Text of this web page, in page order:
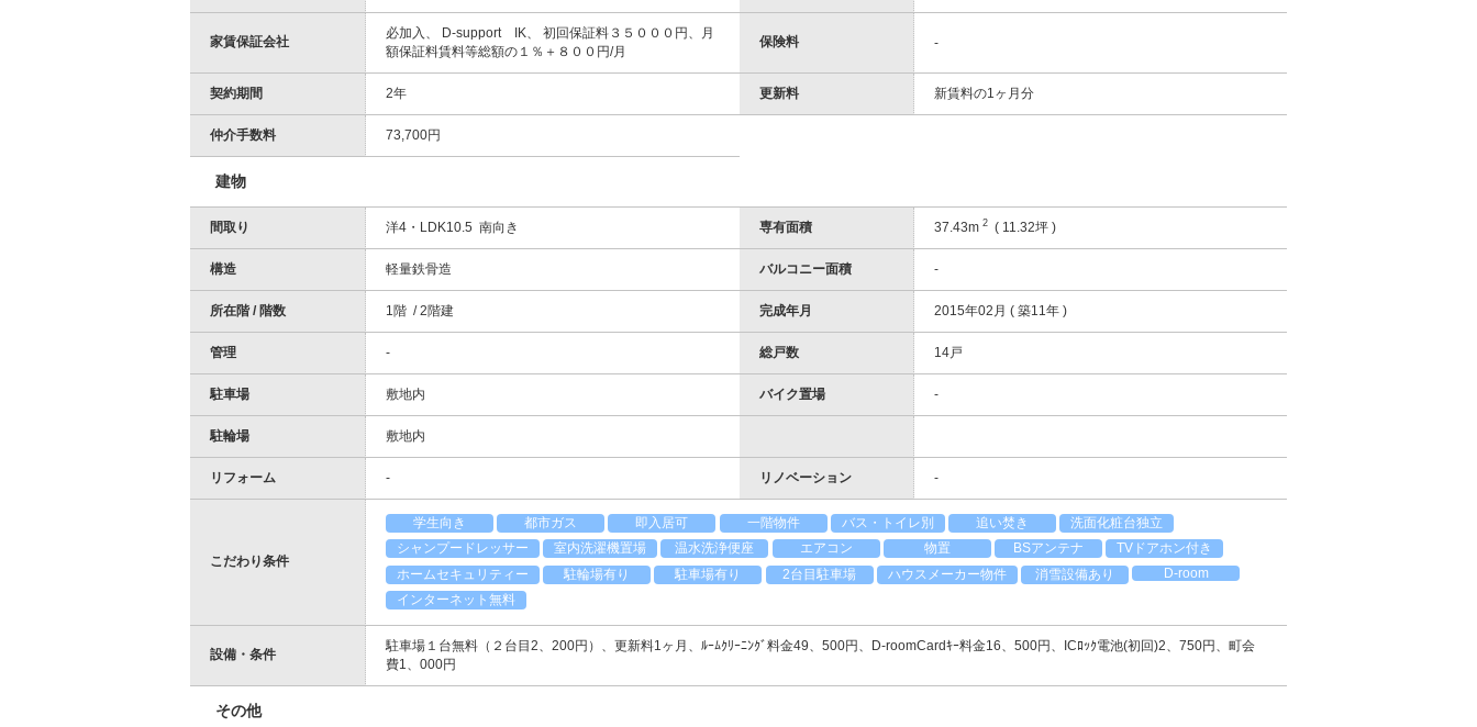
家賃保証会社
必加入、 D-support IK、 初回保証料３５０００円、月
額保証料賃料等総額の１％＋８００円/月
保険料 -
契約期間 2年 更新料 新賃料の1ヶ月分
仲介手数料 73,700円
建物
間取り 洋4・LDK10.5 南向き 専有面積 37.43m 2 ( 11.32坪 )
構造 軽量鉄骨造 バルコニー面積 -
所在階 / 階数 1階 / 2階建 完成年月 2015年02月 ( 築11年 )
管理 - 総戸数 14戸
駐車場 敷地内 バイク置場 -
駐輪場 敷地内
リフォーム - リノベーション -
こだわり条件
学生向き 都市ガス 即入居可 一階物件 バス・トイレ別 追い焚き
洗面化粧台独立
シャンプードレッサー
室内洗濯機置場 温水洗浄便座 エアコン 物置 BSアンテナ
TVドアホン付き
ホームセキュリティー
駐輪場有り 駐車場有り 2台目駐車場 ハウスメーカー物件 消雪設備あり
D-room
インターネット無料
設備・条件
駐車場１台無料（２台目2、200円）、更新料1ヶ月、ﾙｰﾑｸﾘｰﾆﾝｸﾞ料金49、500円、D-roomCardｷｰ料金16、500円、ICﾛｯｸ電池(初回)2、750円、町会
費1、000円
その他